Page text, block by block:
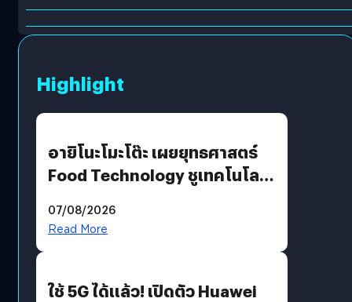
Highlight
อายิโนะโมะโต๊ะ เผยยุทธศาสตร์
Food Technology ชูเทคโนโลยี
บริโภคและ B2B
07/08/2026
Read More
ใช้ 5G ได้แล้ว! เปิดตัว Huawei